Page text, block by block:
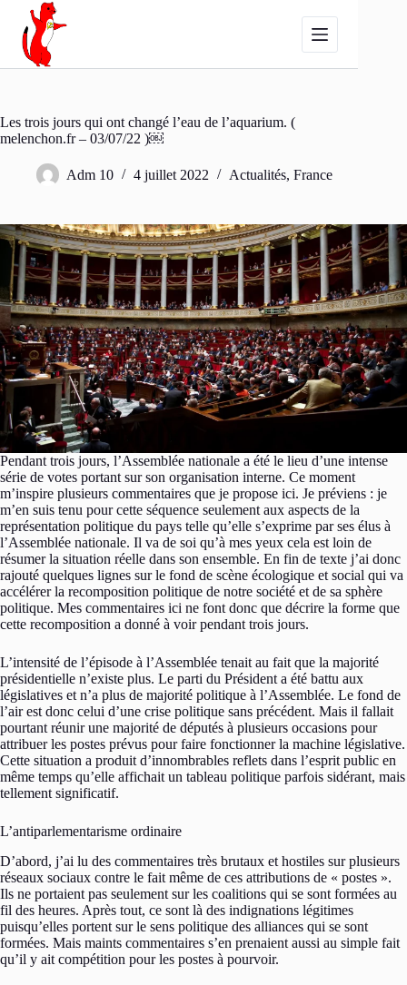
Passer
contenu
Les trois jours qui ont changé l’eau de l’aquarium. (
melenchon.fr – 03/07/22 )￼
Adm 10 4 juillet 2022 Actualités, France
Pendant trois jours, l’Assemblée nationale a été le lieu d’une intense
série de votes portant sur son organisation interne. Ce moment
m’inspire plusieurs commentaires que je propose ici. Je préviens : je
m’en suis tenu pour cette séquence seulement aux aspects de la
représentation politique du pays telle qu’elle s’exprime par ses élus à
l’Assemblée nationale. Il va de soi qu’à mes yeux cela est loin de
résumer la situation réelle dans son ensemble. En fin de texte j’ai donc
rajouté quelques lignes sur le fond de scène écologique et social qui va
accélérer la recomposition politique de notre société et de sa sphère
politique. Mes commentaires ici ne font donc que décrire la forme que
cette recomposition a donné à voir pendant trois jours.
L’intensité de l’épisode à l’Assemblée tenait au fait que la majorité
présidentielle n’existe plus. Le parti du Président a été battu aux
législatives et n’a plus de majorité politique à l’Assemblée. Le fond de
l’air est donc celui d’une crise politique sans précédent. Mais il fallait
pourtant réunir une majorité de députés à plusieurs occasions pour
attribuer les postes prévus pour faire fonctionner la machine législative.
Cette situation a produit d’innombrables reflets dans l’esprit public en
même temps qu’elle affichait un tableau politique parfois sidérant, mais
tellement significatif.
L’antiparlementarisme ordinaire
D’abord, j’ai lu des commentaires très brutaux et hostiles sur plusieurs
réseaux sociaux contre le fait même de ces attributions de « postes ».
Ils ne portaient pas seulement sur les coalitions qui se sont formées au
fil des heures. Après tout, ce sont là des indignations légitimes
puisqu’elles portent sur le sens politique des alliances qui se sont
formées. Mais maints commentaires s’en prenaient aussi au simple fait
qu’il y ait compétition pour les postes à pourvoir.